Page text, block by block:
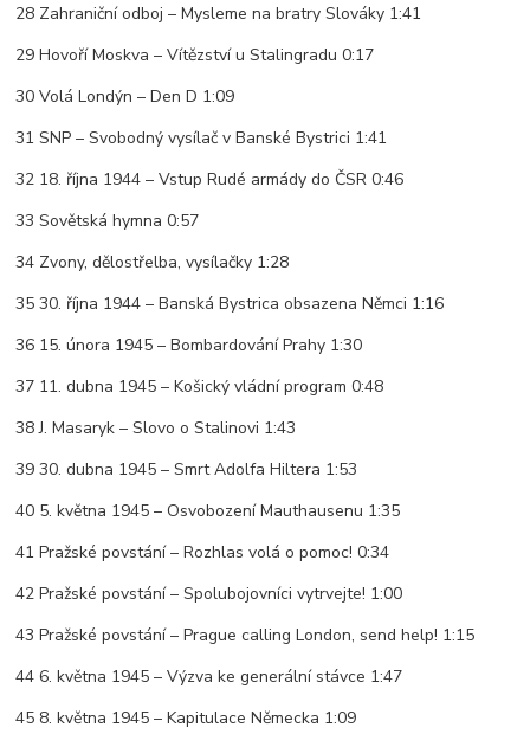
28 Zahraniční odboj – Mysleme na bratry Slováky 1:41
29 Hovoří Moskva – Vítězství u Stalingradu 0:17
30 Volá Londýn – Den D 1:09
31 SNP – Svobodný vysílač v Banské Bystrici 1:41
32 18. října 1944 – Vstup Rudé armády do ČSR 0:46
33 Sovětská hymna 0:57
34 Zvony, dělostřelba, vysílačky 1:28
35 30. října 1944 – Banská Bystrica obsazena Němci 1:16
36 15. února 1945 – Bombardování Prahy 1:30
37 11. dubna 1945 – Košický vládní program 0:48
38 J. Masaryk – Slovo o Stalinovi 1:43
39 30. dubna 1945 – Smrt Adolfa Hiltera 1:53
40 5. května 1945 – Osvobození Mauthausenu 1:35
41 Pražské povstání – Rozhlas volá o pomoc! 0:34
42 Pražské povstání – Spolubojovníci vytrvejte! 1:00
43 Pražské povstání – Prague calling London, send help! 1:15
44 6. května 1945 – Výzva ke generální stávce 1:47
45 8. května 1945 – Kapitulace Německa 1:09